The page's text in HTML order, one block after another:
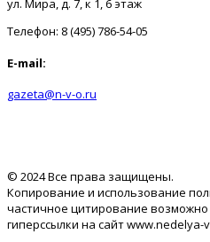
ул. Мира, д. 7, к 1, 6 этаж
Телефон: 8 (495) 786-54-05
E-mail:
gazeta@n-v-o.ru
© 2024 Все права защищены.
Копирование и использование
частичное цитирование возможно
гиперссылки на сайт www.nedelya-